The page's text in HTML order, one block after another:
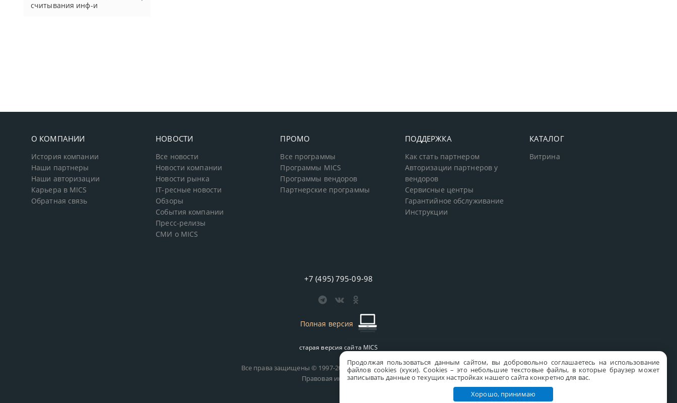
Продолжая пользоваться данным сайтом, вы добровольно соглашаетесь на использование
файлов cookies (куки). Сookies – это небольшие текстовые файлы, в которые браузер может
записывать данные о текущих настройках нашего сайта конкретно для вас.
Хорошо, принимаю
считывания инф-и
О КОМПАНИИ
История компании
Наши партнеры
Наши авторизации
Карьера в MICS
Обратная связь
НОВОСТИ
Все новости
Новости компании
Новости рынка
IT-ресные новости
Обзоры
События компании
Пресс-релизы
СМИ о MICS
ПРОМО
Все программы
Программы MICS
Программы вендоров
Партнерские программы
ПОДДЕРЖКА
Как стать партнером
Авторизации партнеров у
вендоров
Сервисные центры
Гарантийное обслуживание
Инструкции
КАТАЛОГ
Витрина
+7 (495) 795-09-98
Полная версия
старая версия сайта MICS
Все права защищены © 1997-2026 MICS Distribution Company
Правовая информация